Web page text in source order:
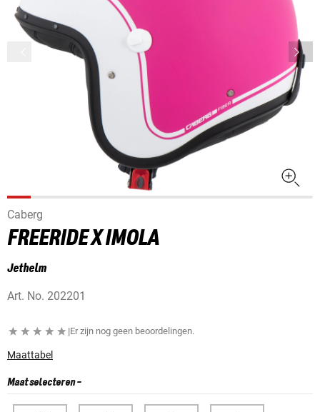
Caberg
FREERIDE X IMOLA
Jethelm
Art. No. 202201
|Er zijn nog geen beoordelingen.
Maattabel
Maat selecteren-